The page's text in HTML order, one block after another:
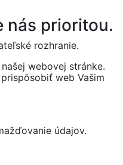
nás prioritou.
rozhranie.
webovej stránke.
web Vašim
údajov.